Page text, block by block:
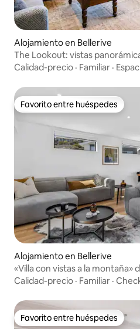
Alojamiento en Bellerive
The Lookout: vistas
montaña
Calidad-precio · Familiar ·
Favorito entre huéspedes
Favorito entre huéspedes
Alojamiento en Bellerive
«Villa con vistas a la montaña»
minutos del distrito financiero.
Calidad-precio · Familiar ·
Favorito entre huéspedes
Favorito entre huéspedes